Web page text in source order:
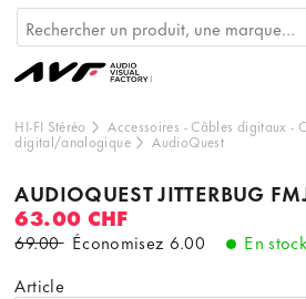
HI-FI Stéréo Accessoires - Câbles digitaux -
digital/analogique AudioQuest
AUDIOQUEST JITTERBUG
63.00 CHF
69.00 Économisez 6.00
En
Article